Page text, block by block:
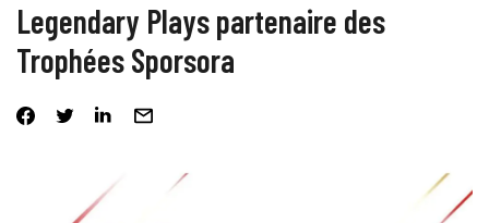
Legendary Plays partenaire des
Trophées Sporsora